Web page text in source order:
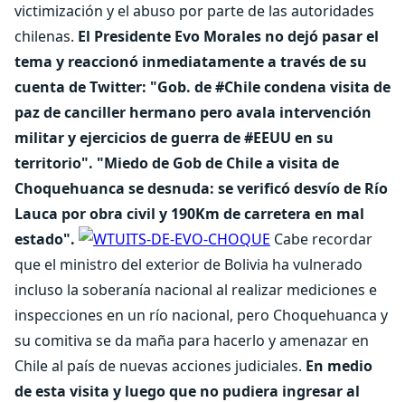
victimización y el abuso por parte de las autoridades
chilenas. El Presidente Evo Morales no dejó pasar el
tema y reaccionó inmediatamente a través de su
cuenta de Twitter: "Gob. de #Chile condena visita de
paz de canciller hermano pero avala intervención
militar y ejercicios de guerra de #EEUU en su
territorio". "Miedo de Gob de Chile a visita de
Choquehuanca se desnuda: se verificó desvío de Río
Lauca por obra civil y 190Km de carretera en mal
estado".
Cabe recordar
que el ministro del exterior de Bolivia ha vulnerado
incluso la soberanía nacional al realizar mediciones e
inspecciones en un río nacional, pero Choquehuanca y
su comitiva se da maña para hacerlo y amenazar en
Chile al país de nuevas acciones judiciales. En medio
de esta visita y luego que no pudiera ingresar al